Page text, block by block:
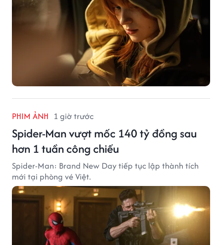
PHIM ẢNH 1 giờ trước
Spider-Man vượt mốc 140 tỷ đồng sau
hơn 1 tuần công chiếu
Spider-Man: Brand New Day tiếp tục lập thành tích
mới tại phòng vé Việt.